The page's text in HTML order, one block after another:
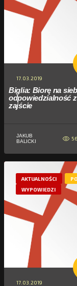
17.03.2019
Biglia: Biorę na
odpowiedzialność
zajście
JAKUB
BALICKI
AKTUALNOŚCI
WYPOWIEDZI
17.03.2019